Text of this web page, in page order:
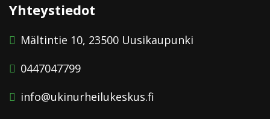
Yhteystiedot
Mältintie 10, 23500 Uusikaupunki
0447047799
info@ukinurheilukeskus.fi